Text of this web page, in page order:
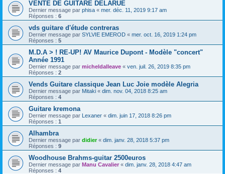
VENTE DE GUITARE DELARUE
Dernier message par phisa « mer. déc. 11, 2019 9:17 am
Réponses : 6
vds guitare d'étude contreras
Dernier message par SYLVIE EMEROD « mer. oct. 16, 2019 1:24 pm
Réponses : 5
M.D.A > ! RE-UP! AV Maurice Dupont - Modèle "concert"
Année 1991
Dernier message par micheldalleave « ven. juil. 26, 2019 8:35 pm
Réponses : 2
Vends Guitare classique Jean Luc Joie modèle Alegria
Dernier message par Mitaki « dim. nov. 04, 2018 8:25 am
Réponses : 4
Guitare kremona
Dernier message par Lexaner « dim. juin 17, 2018 8:26 pm
Réponses : 1
Alhambra
Dernier message par didier« dim. janv. 28, 2018 5:37 pm
Réponses : 9
Woodhouse Brahms-guitar 2500euros
Dernier message par Manu Cavalier « dim. janv. 28, 2018 4:47 am
Réponses : 4